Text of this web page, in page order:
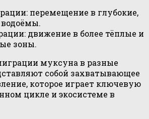
перемещение в глубокие,
движение в более тёплые и
зоны.
муксуна в разные
собой захватывающее
которое играет ключевую
цикле и экосистеме в